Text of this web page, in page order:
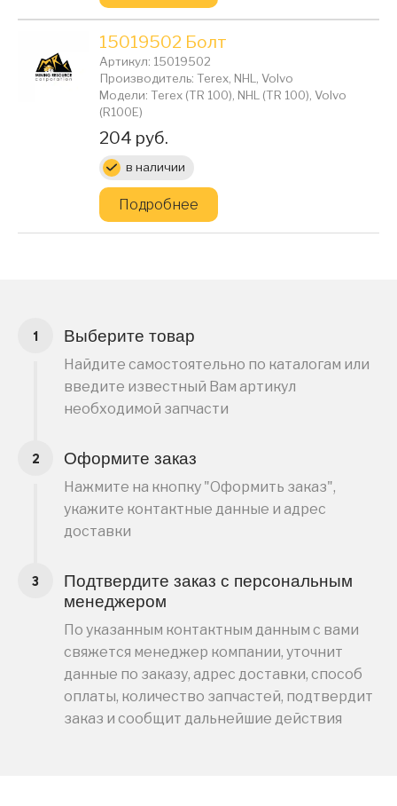
15019502 Болт
Артикул: 15019502
Производитель: Terex, NHL, Volvo
Модели: Terex (TR 100), NHL (TR 100), Volvo
(R100E)
Цена:
204 руб.
в наличии
Подробнее
Выберите товар
Найдите самостоятельно по каталогам или
введите известный Вам артикул
необходимой запчасти
Оформите заказ
Нажмите на кнопку "Оформить заказ",
укажите контактные данные и адрес
доставки
Подтвердите заказ с персональным
менеджером
По указанным контактным данным с вами
свяжется менеджер компании, уточнит
данные по заказу, адрес доставки, способ
оплаты, количество запчастей, подтвердит
заказ и сообщит дальнейшие действия